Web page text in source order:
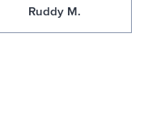
Ruddy M.